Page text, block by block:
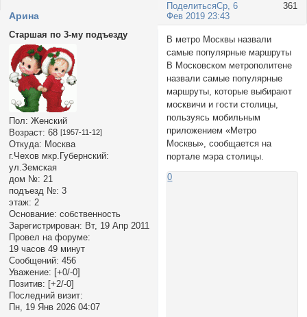
Поделиться 361
Ср, 6
Фев 2019 23:43
Арина
Старшая по 3-му подъезду
Пол: Женский
Возраст: 68 [1957-11-12]
Откуда: Москва
г.Чехов мкр.Губернский:
ул.Земская
дом №: 21
подъезд №: 3
этаж: 2
Основание: собственность
Зарегистрирован: Вт, 19 Апр 2011
Провел на форуме:
19 часов 49 минут
Сообщений: 456
Уважение: [+0/-0]
Позитив: [+2/-0]
Последний визит:
Пн, 19 Янв 2026 04:07
В метро Москвы назвали
самые популярные маршруты
В Московском метрополитене
назвали самые популярные
маршруты, которые выбирают
москвичи и гости столицы,
пользуясь мобильным
приложением «Метро
Москвы», сообщается на
портале мэра столицы.
0